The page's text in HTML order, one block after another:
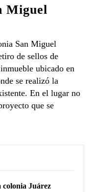
Miguel
San Miguel
de sellos de
ubicado en
se realizó la
En el lugar no
que se
colonia Juárez